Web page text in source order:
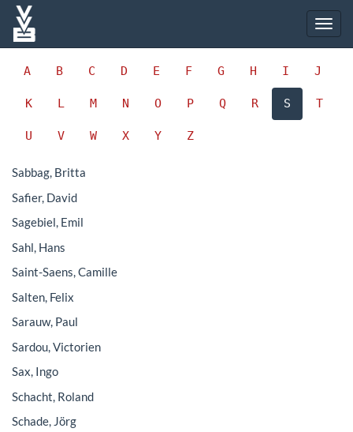
A B C D E F G H I J
K L M N O P Q R S T
U V W X Y Z
Sabbag, Britta
Safier, David
Sagebiel, Emil
Sahl, Hans
Saint-Saens, Camille
Salten, Felix
Sarauw, Paul
Sardou, Victorien
Sax, Ingo
Schacht, Roland
Schade, Jörg